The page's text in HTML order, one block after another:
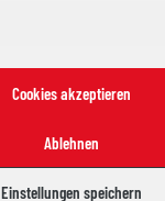
Cookies akzeptieren
Ablehnen
Einstellungen speichern